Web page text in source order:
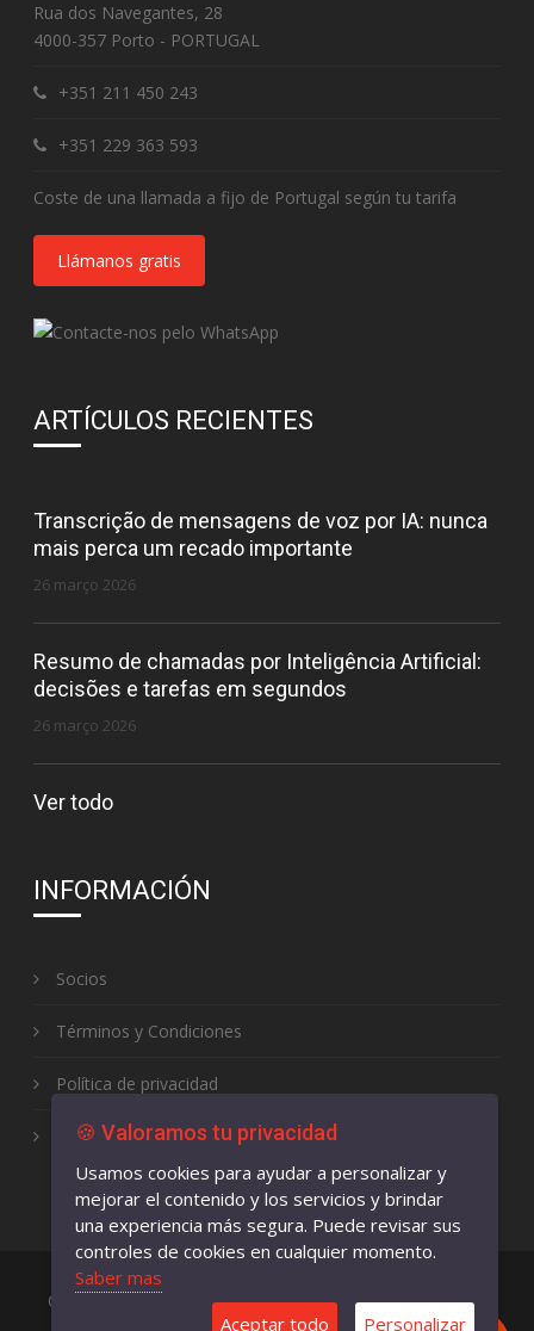
Rua dos Navegantes, 28
4000-357 Porto - PORTUGAL
+351 211 450 243
+351 229 363 593
Coste de una llamada a fijo de Portugal según tu tarifa
Llámanos gratis
ARTÍCULOS RECIENTES
Transcrição de mensagens de voz por IA: nunca
mais perca um recado importante
26 março 2026
Resumo de chamadas por Inteligência Artificial:
decisões e tarefas em segundos
26 março 2026
Ver todo
INFORMACIÓN
Socios
Términos y Condiciones
Política de privacidad
Libro de reclamaciones
OptiTELECOM ® es una marca registrada de Centrozero
🍪 Valoramos tu privacidad
Usamos cookies para ayudar a personalizar y
mejorar el contenido y los servicios y brindar
una experiencia más segura. Puede revisar sus
controles de cookies en cualquier momento.
Saber mas
Aceptar todo
Personalizar